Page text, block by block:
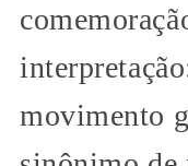
movimento